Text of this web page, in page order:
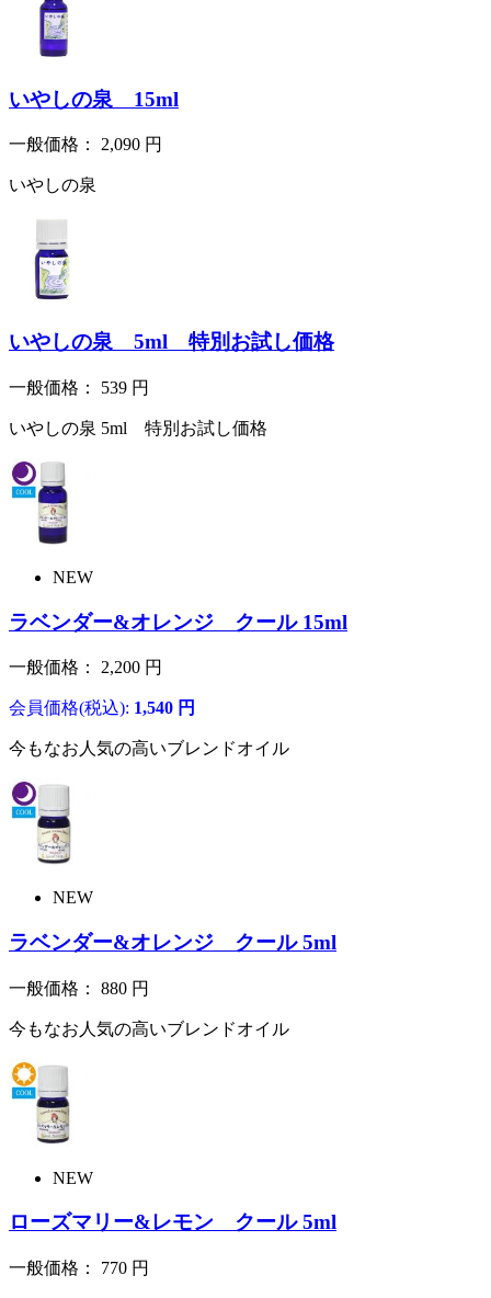
いやしの泉 15ml
一般価格： 2,090 円
いやしの泉
いやしの泉 5ml 特別お試し価格
一般価格： 539 円
いやしの泉 5ml 特別お試し価格
NEW
ラベンダー&オレンジ クール 15ml
一般価格： 2,200 円
会員価格(税込): 1,540 円
今もなお人気の高いブレンドオイル
NEW
ラベンダー&オレンジ クール 5ml
一般価格： 880 円
今もなお人気の高いブレンドオイル
NEW
ローズマリー&レモン クール 5ml
一般価格： 770 円